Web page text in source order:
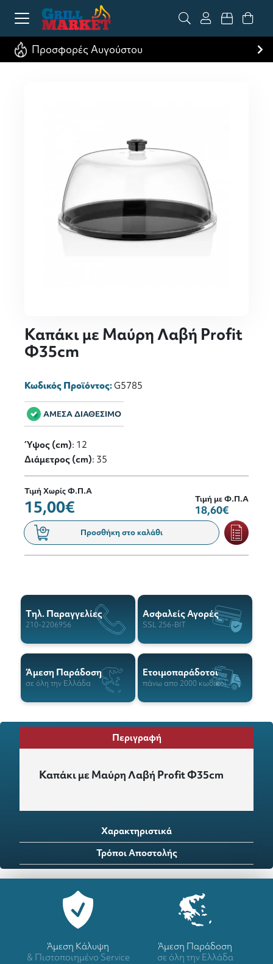
Προσφορές Αυγούστου
Καπάκι με Μαύρη Λαβή Profit
Φ35cm
Κωδικός Προϊόντος:G5785
ΑΜΕΣΑ ΔΙΑΘΕΣΙΜΟ
Ύψος (cm): 12
Διάμετρος (cm): 35
Τιμή Χωρίς Φ.Π.Α
15,00€ Τιμή με Φ.Π.Α
18,60€
Προσθήκη στο καλάθι
Tηλ. Παραγγελίες
210-2206956
Ασφαλείς Αγορές
SSL 256-BIT
Άμεση Παράδοση
σε όλη την Ελλάδα
Ετοιμοπαράδοτοι
πάνω απο 2000 κωδικοί
Περιγραφή
Καπάκι με Μαύρη Λαβή Profit Φ35cm
Χαρακτηριστικά
Τρόποι Αποστολής
Άμεση Κάλυψη
& Πιστοποιημένο Service
Άμεση Παράδοση
σε όλη την Ελλάδα